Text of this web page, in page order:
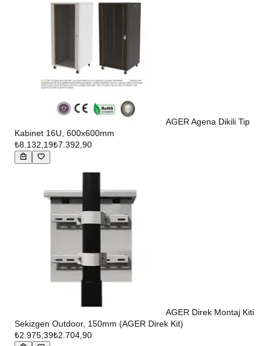
AGER Agena Dikili Tip
Kabinet 16U, 600x600mm
₺8.132,19₺7.392,90
AGER Direk Montaj Kiti
Sekizgen Outdoor, 150mm (AGER Direk Kit)
₺2.975,39₺2.704,90